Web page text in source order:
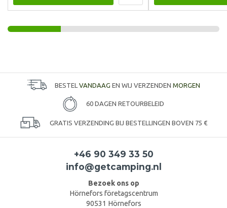
BESTEL VANDAAG EN WIJ VERZENDEN MORGEN
60 DAGEN RETOURBELEID
GRATIS VERZENDING BIJ BESTELLINGEN BOVEN 75 €
+46 90 349 33 50
info@getcamping.nl
Bezoek ons op
Hörnefors företagscentrum
90531 Hörnefors